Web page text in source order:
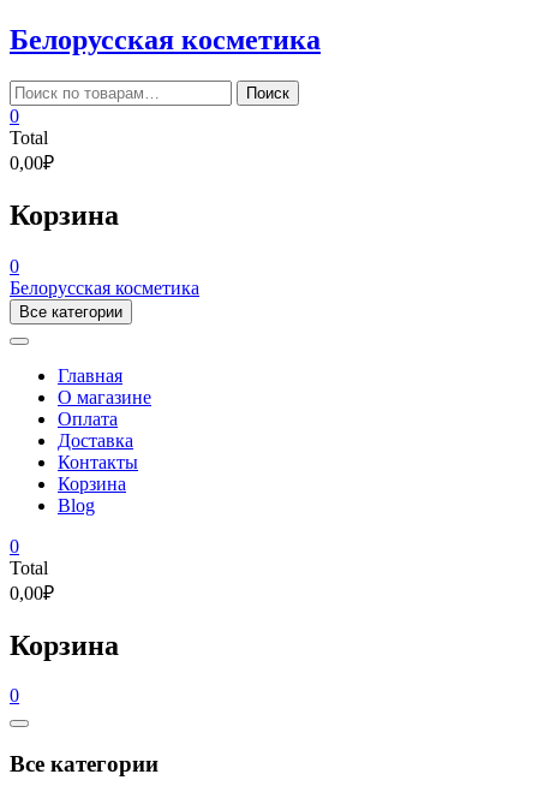
Skip
to
content
Белорусская косметика
Искать: Поиск
0
Total
0,00₽
Корзина
0
Белорусская косметика
Все категории
Главная
О магазине
Оплата
Доставка
Контакты
Корзина
Blog
0
Total
0,00₽
Корзина
0
Catalog
Все категории